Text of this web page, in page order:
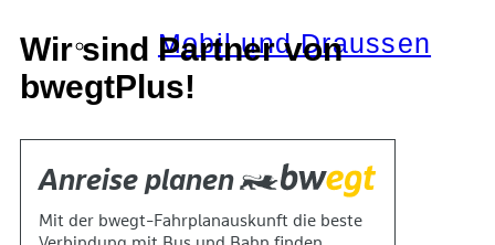
Mobil und Draussen
KOKI+
Wir sind Partner von
bwegtPlus!